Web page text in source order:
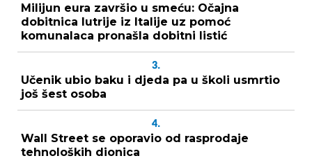
Milijun eura završio u smeću: Očajna
dobitnica lutrije iz Italije uz pomoć
komunalaca pronašla dobitni listić
3.
Učenik ubio baku i djeda pa u školi usmrtio
još šest osoba
4.
Wall Street se oporavio od rasprodaje
tehnoloških dionica